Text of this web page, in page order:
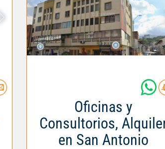
Oficinas y
Consultorios,
en San Antonio